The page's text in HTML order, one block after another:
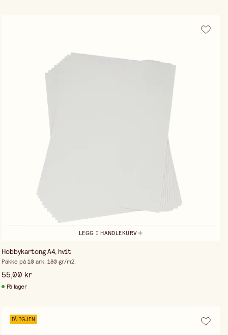
LEGG I HANDLEKURV
Hobbykartong A4, hvit
Pakke på 10 ark. 180 gr/m2.
55,00 kr
På lager
FÅ IGJEN